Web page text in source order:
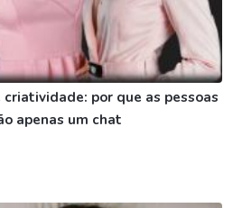
por que as pessoas
apenas um chat